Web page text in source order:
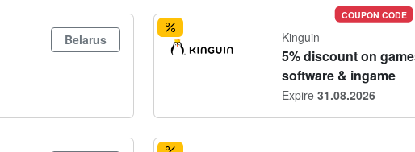
Belarus
COUPON CODE
Kinguin
5% discount on
software & ingame
Expire 31.08.2026